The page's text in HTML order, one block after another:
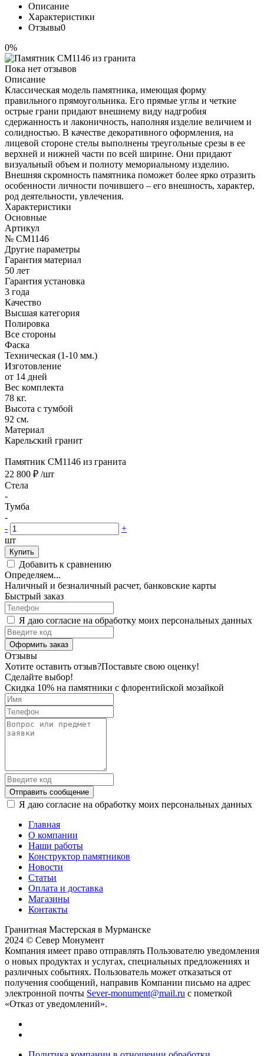
Описание
Характеристики
Отзывы0
0%
Пока нет отзывов
Описание
Классическая модель памятника, имеющая форму
правильного прямоугольника. Его прямые углы и четкие
острые грани придают внешнему виду надгробия
сдержанность и лаконичность, наполняя изделие величием и
солидностью. В качестве декоративного оформления, на
лицевой стороне стелы выполнены треугольные срезы в ее
верхней и нижней части по всей ширине. Они придают
визуальный объем и полноту мемориальному изделию.
Внешняя скромность памятника поможет более ярко отразить
особенности личности почившего – его внешность, характер,
род деятельности, увлечения.
Характеристики
Основные
Артикул
№ CM1146
Другие параметры
Гарантия материал
50 лет
Гарантия установка
3 года
Качество
Высшая категория
Полировка
Все стороны
Фаска
Техническая (1-10 мм.)
Изготовление
от 14 дней
Вес комплекта
78 кг.
Высота с тумбой
92 см.
Материал
Карельский гранит
Памятник CM1146 из гранита
22 800 ₽ /шт
Стела
-
Тумба
-
-
+
шт
Купить
Добавить к сравнению
Определяем...
Наличный и безналичный расчет, банковские карты
Быстрый заказ
Я даю согласие на обработку моих персональных данных
Оформить заказ
Отзывы
Хотите оставить отзыв?Поставьте свою оценку!
Сделайте выбор!
Скидка 10% на памятники с флорентийской мозайкой
Отправить сообщение
Я даю согласие на обработку моих персональных данных
Главная
О компании
Наши работы
Конструктор памятников
Новости
Статьи
Оплата и доставка
Магазины
Контакты
Гранитная Мастерская в Мурманске
2024 © Север Монумент
Компания имеет право отправлять Пользователю уведомления
о новых продуктах и услугах, специальных предложениях и
различных событиях. Пользователь может отказаться от
получения сообщений, направив Компании письмо на адрес
электронной почты Sever-monument@mail.ru с пометкой
«Отказ от уведомлений».